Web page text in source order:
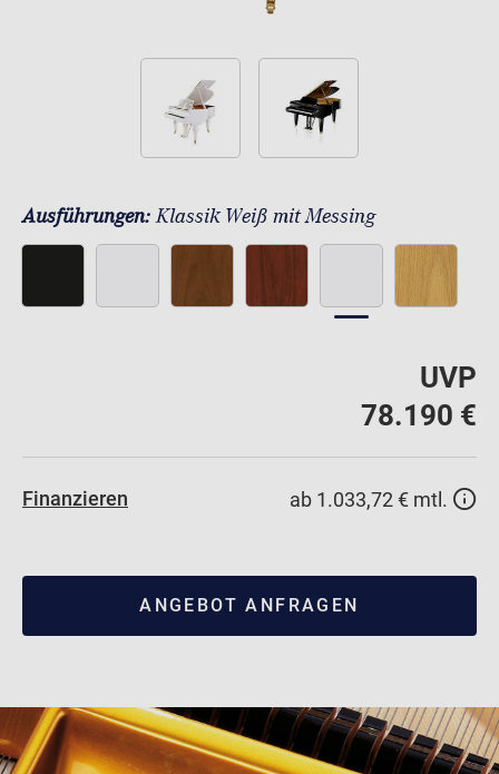
Ausführungen:Klassik Weiß mit Messing
UVP
78.190 €
Finanzieren ab 1.033,72 € mtl.
ANGEBOT ANFRAGEN